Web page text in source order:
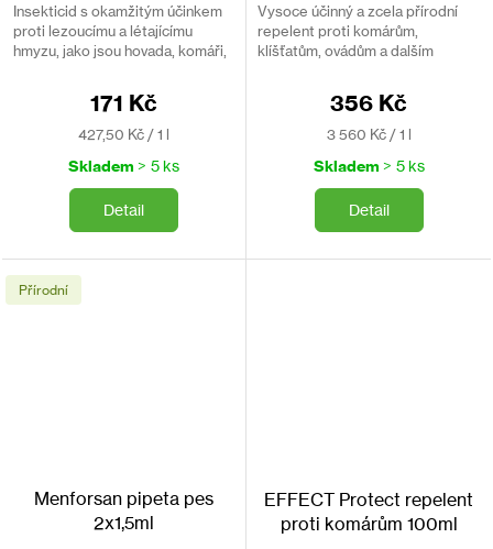
hmyzu
Insekticid s okamžitým účinkem
proti lezoucímu a létajícímu
hmyzu, jako jsou hovada, komáři,
171 Kč
Měrná
427,50 Kč / 1 l
Skladem > 5 ks
Detail
Vysoce účinný a zcela přírodní
repelent proti komárům,
klíšťatům, ovádům a dalším
tropů. Neobsahuje DEET.
356 Kč
Měrná
3 560 Kč / 1 l
Skladem > 5 ks
Detail
Přírodní
Menforsan pipeta pes
2x1,5ml
EFFECT Protect repelent
proti komárům 100ml